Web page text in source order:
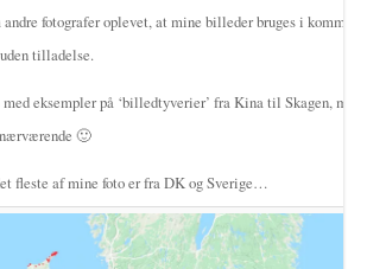
andre fotografer oplevet, at mine billeder bruges i
tilladelse.
med eksempler på ‘billedtyverier’ fra Kina til Skagen,
🙂
fleste af mine foto er fra DK og Sverige…